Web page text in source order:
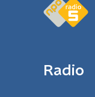
Radio